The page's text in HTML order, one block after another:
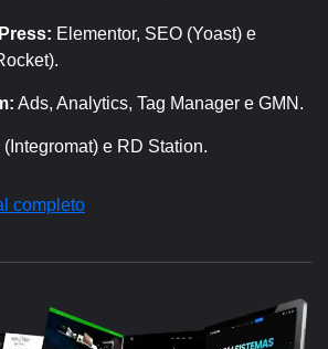
Elementor, SEO (Yoast) e
Ads, Analytics, Tag Manager e GMN.
(Integromat) e RD Station.
completo